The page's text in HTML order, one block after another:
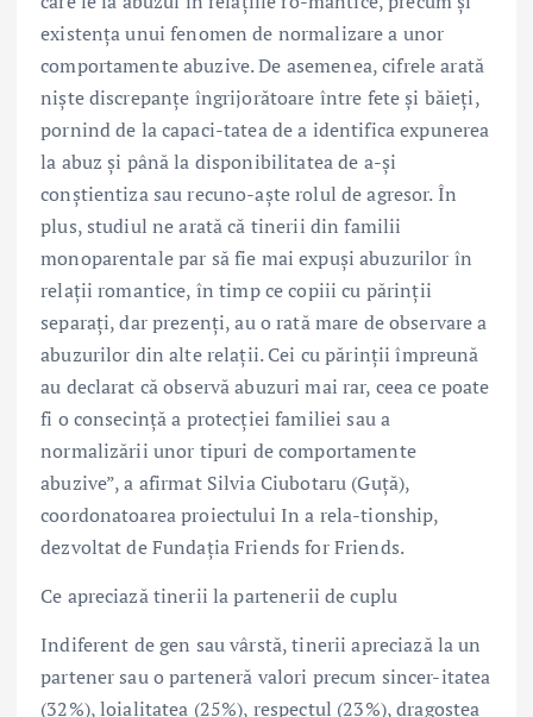
existența unui fenomen de normalizare a unor
comportamente abuzive. De asemenea, cifrele arată
niște discrepanțe îngrijorătoare între fete și băieți,
pornind de la capaci-tatea de a identifica expunerea
la abuz și până la disponibilitatea de a-și
conștientiza sau recuno-aște rolul de agresor. În
plus, studiul ne arată că tinerii din familii
monoparentale par să fie mai expuși abuzurilor în
relații romantice, în timp ce copiii cu părinții
separați, dar prezenți, au o rată mare de observare a
abuzurilor din alte relații. Cei cu părinții împreună
au declarat că observă abuzuri mai rar, ceea ce poate
fi o consecință a protecției familiei sau a
normalizării unor tipuri de comportamente
abuzive”, a afirmat Silvia Ciubotaru (Guță),
coordonatoarea proiectului In a rela-tionship,
dezvoltat de Fundația Friends for Friends.
Ce apreciază tinerii la partenerii de cuplu
Indiferent de gen sau vârstă, tinerii apreciază la un
partener sau o parteneră valori precum sincer-itatea
(32%), loialitatea (25%), respectul (23%), dragostea